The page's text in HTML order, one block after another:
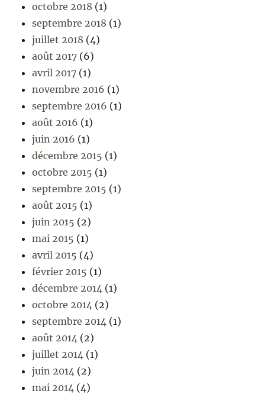
octobre 2018 (1)
septembre 2018 (1)
juillet 2018 (4)
août 2017 (6)
avril 2017 (1)
novembre 2016 (1)
septembre 2016 (1)
août 2016 (1)
juin 2016 (1)
décembre 2015 (1)
octobre 2015 (1)
septembre 2015 (1)
août 2015 (1)
juin 2015 (2)
mai 2015 (1)
avril 2015 (4)
février 2015 (1)
décembre 2014 (1)
octobre 2014 (2)
septembre 2014 (1)
août 2014 (2)
juillet 2014 (1)
juin 2014 (2)
mai 2014 (4)